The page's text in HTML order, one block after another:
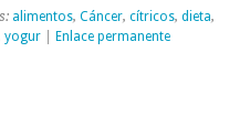
alimentos, Cáncer, cítricos, dieta,
yogur| Enlace permanente